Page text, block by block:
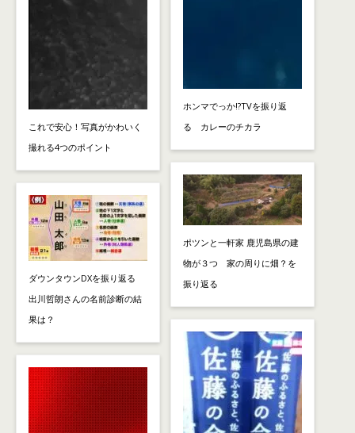
これで安心！写真がかわいく
撮れる4つのポイント
ダウンタウンDXを振り返る
出川哲朗さんの名前診断の結
果は？
ホンマでっか!?TVを振り返
る カレーのチカラ
ポツンと一軒家 鹿児島県の建
物が３つ 家の周りに畑？を
振り返る